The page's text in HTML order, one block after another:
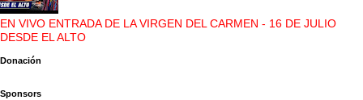
EN VIVO ENTRADA DE LA VIRGEN DEL CARMEN - 16 DE JULIO
DESDE EL ALTO
Donación
Sponsors